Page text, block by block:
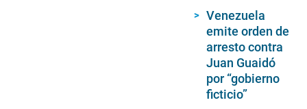
Venezuela
emite orden de
arresto contra
Juan Guaidó
por “gobierno
ficticio”